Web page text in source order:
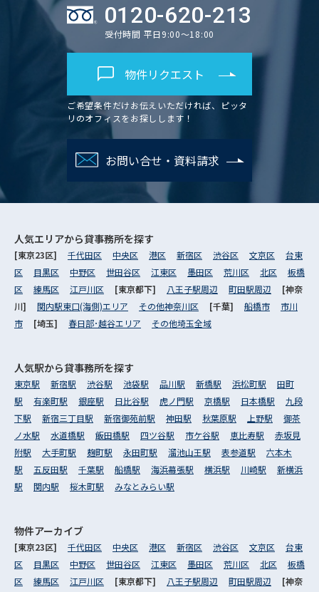
0120-620-213
受付時間 平日9:00～18:00
物件リクエスト
ご希望条件だけお伝えいただければ、ピッタ
リのオフィスをお探しします！
お問い合せ・資料請求
人気エリアから貸事務所を探す
[東京23区] 千代田区 中央区 港区 新宿区 渋谷区 文京区
台東
区
目黒区 中野区 世田谷区 江東区 墨田区 荒川区 北区
板橋
区
練馬区 江戸川区 [東京都下] 八王子駅周辺 町田駅周辺
[神奈
川] 関内駅東口(海側)エリア その他神奈川区 [千葉] 船橋市
市川
市
[埼玉] 春日部･越谷エリア その他埼玉全域
人気駅から貸事務所を探す
東京駅 新宿駅 渋谷駅 池袋駅 品川駅 新橋駅 浜松町駅
田町
駅
有楽町駅 銀座駅 日比谷駅 虎ノ門駅 京橋駅 日本橋駅
九段
下駅
新宿三丁目駅 新宿御苑前駅 神田駅 秋葉原駅 上野駅
御茶
ノ水駅
水道橋駅 飯田橋駅 四ツ谷駅 市ケ谷駅 恵比寿駅
赤坂見
附駅
大手町駅 麹町駅 永田町駅 溜池山王駅 表参道駅
六本木
駅
五反田駅 千葉駅 船橋駅 海浜幕張駅 横浜駅 川崎駅
新横浜
駅
関内駅 桜木町駅 みなとみらい駅
物件アーカイブ
[東京23区] 千代田区 中央区 港区 新宿区 渋谷区 文京区
台東
区
目黒区 中野区 世田谷区 江東区 墨田区 荒川区 北区
板橋
区
練馬区 江戸川区 [東京都下] 八王子駅周辺 町田駅周辺
[神奈